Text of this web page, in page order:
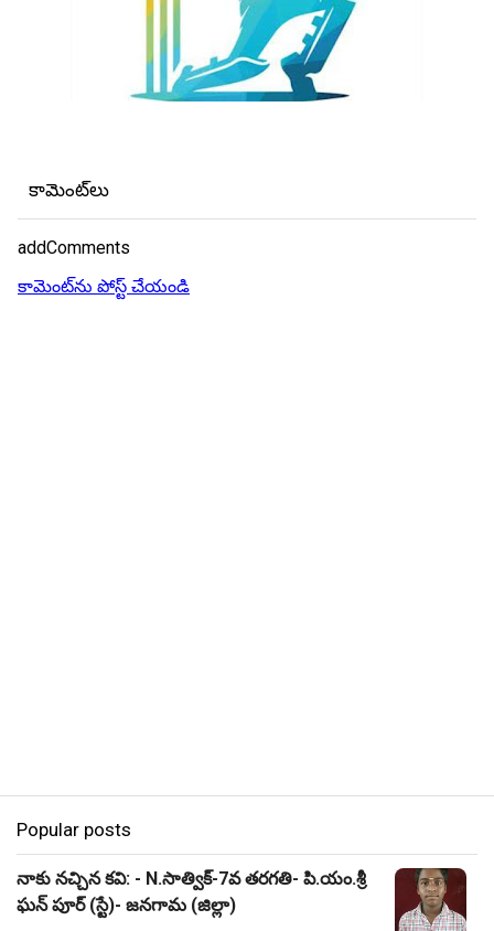
కామెంట్‌లు
addComments
కామెంట్‌ను పోస్ట్ చేయండి
Popular posts
నాకు నచ్చిన కవి: - N.సాత్విక్-7వ తరగతి- పి.యం.శ్రీ
ఘన్ పూర్ (స్టే)- జనగామ (జిల్లా)